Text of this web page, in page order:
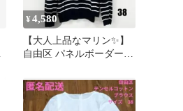
¥4,580
【大人上品なマリン✨️】
自由区 パネルボーダー